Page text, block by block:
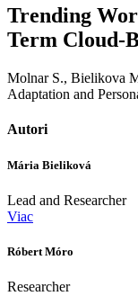
Trending
Term Cloud-
Molnar S., Bielikova
Adaptation and
Autori
Mária Bieliková
Lead and Researcher
Viac
Róbert Móro
Researcher